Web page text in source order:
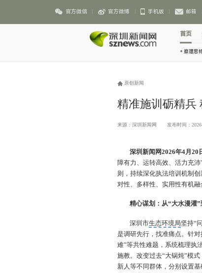
官方微信 官方微博 手机版 邮箱
首页
察理思
原创新闻
精准施训砺精兵
来源：深圳新闻网 发布时间：
深圳新闻网2026年4月20
障有力、运转高效、活力充
则，持续深化执法培训机制
对性、多样性、实用性有机融
精心谋划：从“大水漫灌
深圳市生态环境局坚持“
是调研先行，找准痛点。针
难”等共性难题，系统梳理执
施教。改变过去“大锅炖”模
新人等不同群体，分别设置